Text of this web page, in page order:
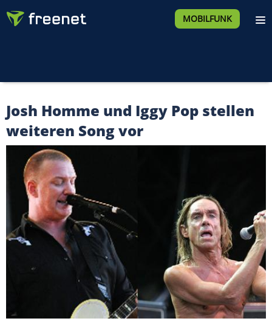
MOBILFUNK
Josh Homme und Iggy Pop stellen
weiteren Song vor